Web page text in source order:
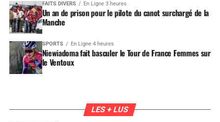
FAITS DIVERS En Ligne 3 heures
Un an de prison pour le pilote du canot surchargé de la
Manche
SPORTS En Ligne 4 heures
Niewiadoma fait basculer le Tour de France Femmes sur
le Ventoux
LES + LUS